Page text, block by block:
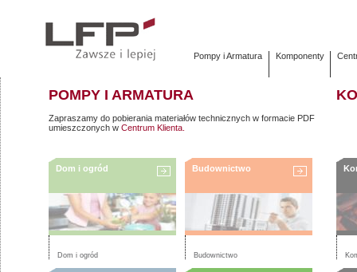
Pompy i Armatura Komponenty
POMPY I ARMATURA
Zapraszamy do pobierania materiałów technicznych w formacie PDF
umieszczonych w Centrum Klienta.
Dom i ogród
Dom i ogród
Budownictwo
Budownictwo